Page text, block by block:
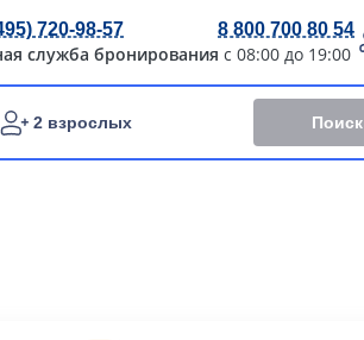
720-98-57 8 800 700 80 54
служба бронирования с 08:00 до 19:00
2 взрослых Поиск